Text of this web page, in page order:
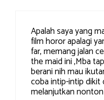
Apalah saya yang
film horor apalagi
far, memang jalan
the maid ini ,Mba
berani nih mau
coba intip-intip
melanjutkan